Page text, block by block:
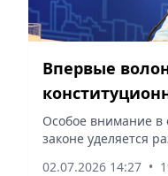
Впервые
алматинский
Анарбаева
Особое внимание
законе уделяется
02.07.2026 14:27 •